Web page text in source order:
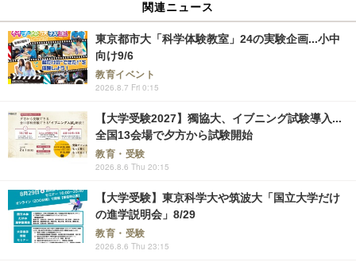
関連ニュース
東京都市大「科学体験教室」24の実験企画...小中
向け9/6
教育イベント
2026.8.7 Fri 0:15
【大学受験2027】獨協大、イブニング試験導入...
全国13会場で夕方から試験開始
教育・受験
2026.8.6 Thu 20:15
【大学受験】東京科学大や筑波大「国立大学だけ
の進学説明会」8/29
教育・受験
2026.8.6 Thu 23:15